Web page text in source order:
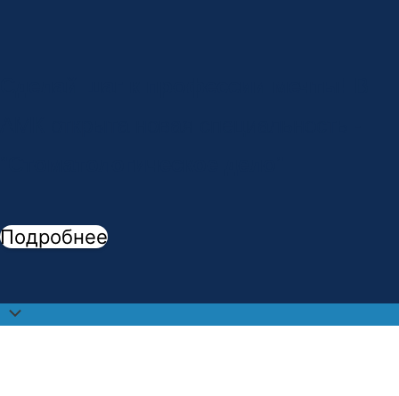
Подробнее
Прокрутить